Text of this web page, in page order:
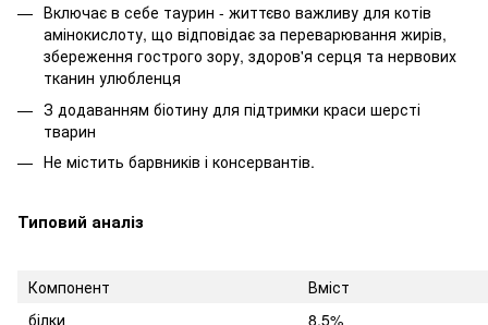
Включає в себе таурин - життєво важливу для котів
амінокислоту, що відповідає за переварювання жирів,
збереження гострого зору, здоров'я серця та нервових
тканин улюбленця
З додаванням біотину для підтримки краси шерсті
тварин
Не містить барвників і консервантів.
Типовий аналіз
Компонент
Вміст
білки
8,5%